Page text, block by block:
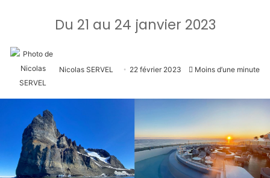
Du 21 au 24 janvier 2023
Nicolas SERVEL 22 février 2023 Moins d’une minute